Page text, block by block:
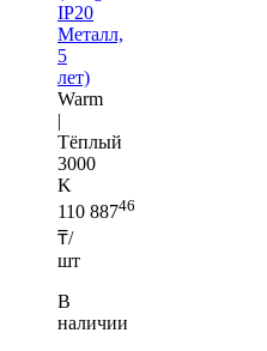
IP20
Металл,
5
лет)
Warm
|
Тёплый
3000
K
110 88746
₸/
шт
В
наличии